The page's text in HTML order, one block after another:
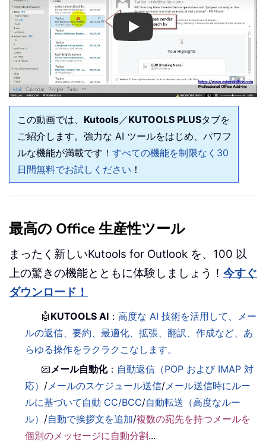
Play
この動画では、 Kutools ／KUTOOLS PLUSタブを
ご紹介します。強力な AI ツールをはじめ、パワフ
ルな機能が満載です！ すべての機能を制限なく30
日間無料でお試しください ！
最高の Office 生産性ツール
まったく新しいKutools for Outlook を、100 以
上の驚きの機能とともに体験しましょう！ 今すぐ
ダウンロード！
🤖 KUTOOLS AI ：高度な AI 技術を活用して、メー
ルの返信、要約、最適化、拡張、翻訳、作成など、あ
らゆる操作をラクラクこなします。
📧 メール自動化： 自動返信（POP および IMAP 対
応） / メールのスケジュール送信/ メール送信時にルー
ルに基づいて自動 CC/BCC/自動転送（高度なルー
ル） /自動で挨拶文を追加/複数の宛先を持つメールを
個別のメッセージに自動分割...